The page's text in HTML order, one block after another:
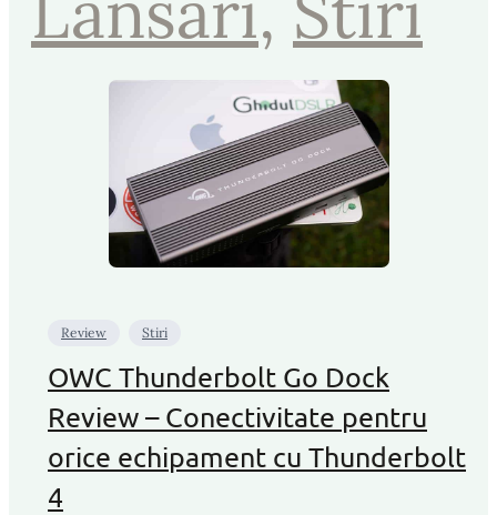
Review Stiri
OWC Thunderbolt Go Dock
Review – Conectivitate pentru
orice echipament cu Thunderbolt
4